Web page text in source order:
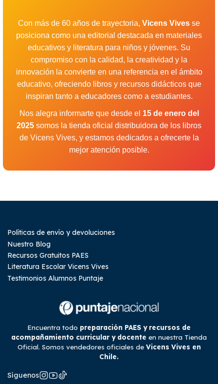
Con más de 60 años de trayectoria, Vicens Vives se
posiciona como una editorial destacada en materiales
educativos y literatura para niños y jóvenes. Su
compromiso con la calidad, la creatividad y la
innovación la convierte en una referencia en el ámbito
educativo, ofreciendo libros y recursos didácticos que
inspiran tanto a educadores como a estudiantes.
Nos alegra informarte que desde el 15 de enero del
2025 somos la tienda oficial distribuidora de los libros
de Vicens Vives, y estamos dedicados a ofrecerte la
mejor atención posible.
Políticas de envío y devoluciones
Nuestro Blog
Recursos Gratuitos PAES
Literatura Escolar Vicens Vives
Testimonios Alumnos Puntaje
Encuentra todo preparación PAES y recursos de
acompañamiento curricular y docente en nuestra Tienda
Oficial. Somos vendedores oficiales de Vicens Vives en
Chile.
Síguenos